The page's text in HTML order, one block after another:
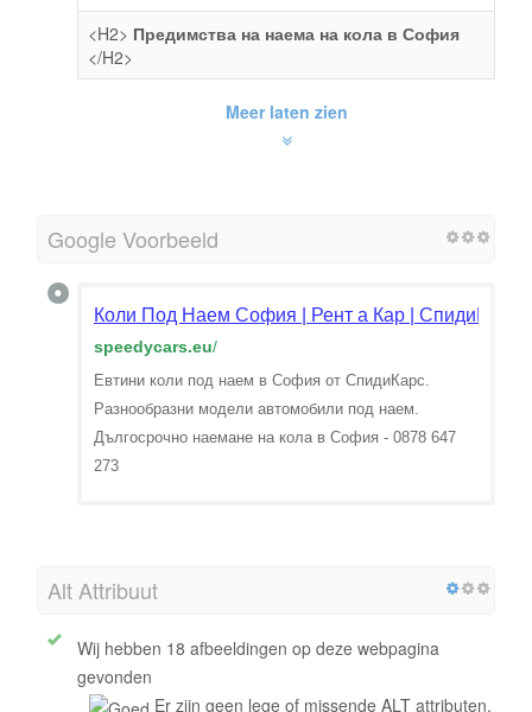
<H2> Предимства на наема на кола в София
</H2>
Meer laten zien
Google Voorbeeld
Коли Под Наем София | Рент а Кар | СпидиКарс
speedycars.eu/
Евтини коли под наем в София от СпидиКарс.
Разнообразни модели автомобили под наем.
Дългосрочно наемане на кола в София - 0878 647
273
Alt Attribuut
Wij hebben 18 afbeeldingen op deze webpagina
gevonden
Er zijn geen lege of missende ALT attributen.